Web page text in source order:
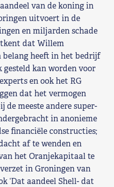
van de koning in
uitvoert in de
en miljarden schade
dat Willem
belang heeft in het bedrijf
kan worden voor
en ook het RG
dat het vermogen
de meeste andere super-
in anonieme
financiële constructies;
af te wenden en
het Oranjekapitaal te
in Groningen van
‘Dat aandeel Shell- dat